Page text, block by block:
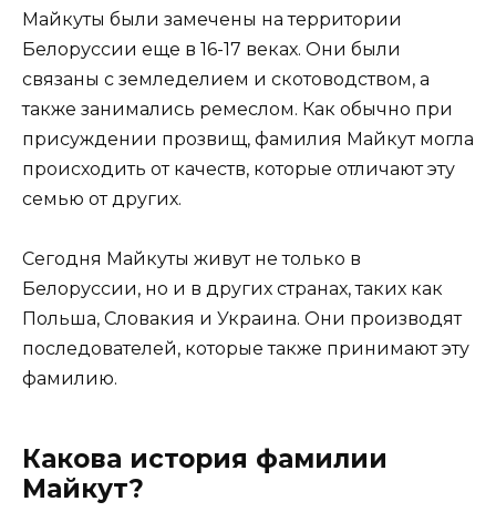
Майкуты были замечены на территории
Белоруссии еще в 16-17 веках. Они были
связаны с земледелием и скотоводством, а
также занимались ремеслом. Как обычно при
присуждении прозвищ, фамилия Майкут могла
происходить от качеств, которые отличают эту
семью от других.
Сегодня Майкуты живут не только в
Белоруссии, но и в других странах, таких как
Польша, Словакия и Украина. Они производят
последователей, которые также принимают эту
фамилию.
Какова история фамилии
Майкут?